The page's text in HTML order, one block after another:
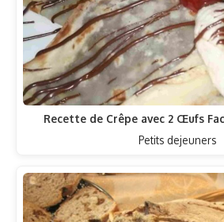
Recette de Crêpe avec 2 Œufs
Petits dejeuners